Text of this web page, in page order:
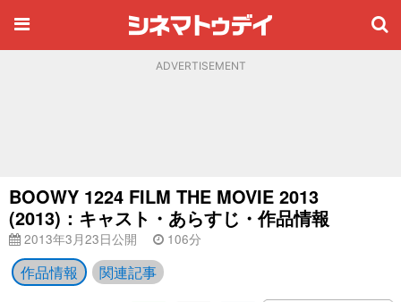
ADVERTISEMENT
BOOWY 1224 FILM THE MOVIE 2013
(2013)：キャスト・あらすじ・作品情報
2013年3月23日公開 106分
作品情報 関連記事